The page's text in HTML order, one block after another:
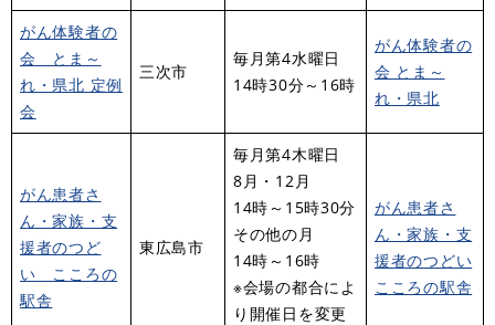
がん体験者の
会 とま～
れ・県北 定例
会
三次市
毎月第4水曜日
14時30分～16時
がん体験者の
会 とま～
れ・県北
がん患者さ
ん・家族・支
援者のつど
い こころの
駅舎
東広島市
毎月第4木曜日
8月・12月
14時～15時30分
その他の月
14時～16時
※会場の都合によ
り開催日を変更
がん患者さ
ん・家族・支
援者のつどい
こころの駅舎